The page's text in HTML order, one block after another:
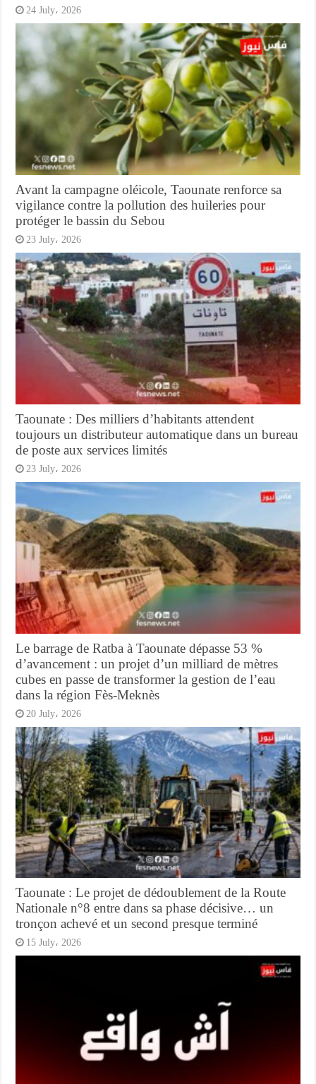
24 July، 2026
Avant la campagne oléicole, Taounate renforce sa
vigilance contre la pollution des huileries pour
protéger le bassin du Sebou
23 July، 2026
Taounate : Des milliers d’habitants attendent
toujours un distributeur automatique dans un bureau
de poste aux services limités
23 July، 2026
Le barrage de Ratba à Taounate dépasse 53 %
d’avancement : un projet d’un milliard de mètres
cubes en passe de transformer la gestion de l’eau
dans la région Fès-Meknès
20 July، 2026
Taounate : Le projet de dédoublement de la Route
Nationale n°8 entre dans sa phase décisive… un
tronçon achevé et un second presque terminé
15 July، 2026